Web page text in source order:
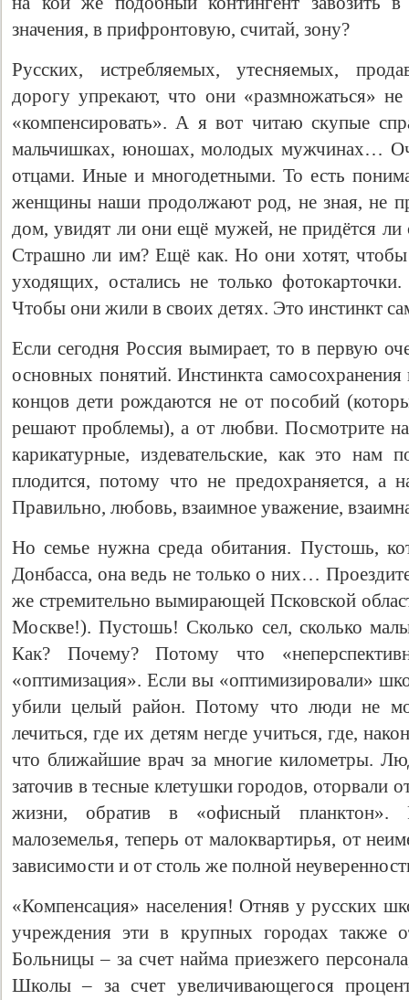
значения, в прифронтовую, считай, зону?
Русских, истребляемых, утесняемых,
дорогу упрекают, что они «размножаться»
«компенсировать». А я вот читаю скупые
мальчишках, юношах, молодых мужчинах…
отцами. Иные и многодетными. То есть
женщины наши продолжают род, не зная, не
дом, увидят ли они ещё мужей, не придётся
Страшно ли им? Ещё как. Но они хотят,
уходящих, остались не только
Чтобы они жили в своих детях. Это инстинкт
Если сегодня Россия вымирает, то в первую
основных понятий. Инстинкта
концов дети рождаются не от пособий
решают проблемы), а от любви. Посмотрите
карикатурные, издевательские, как это нам
плодится, потому что не предохраняется, а
Правильно, любовь, взаимное уважение,
Но семье нужна среда обитания. Пустошь,
Донбасса, она ведь не только о них…
же стремительно вымирающей Псковской
Москве!). Пустошь! Сколько сел, сколько
Как? Почему? Потому что
«оптимизация». Если вы «оптимизировали»
убили целый район. Потому что люди не
лечиться, где их детям негде учиться, где,
что ближайшие врач за многие километры.
заточив в тесные клетушки городов, оторвали
жизни, обратив в «офисный планктон».
малоземелья, теперь от малоквартирья, от
зависимости и от столь же полной
«Компенсация» населения! Отняв у русских
учреждения эти в крупных городах также
Больницы – за счет найма приезжего
Школы – за счет увеличивающегося